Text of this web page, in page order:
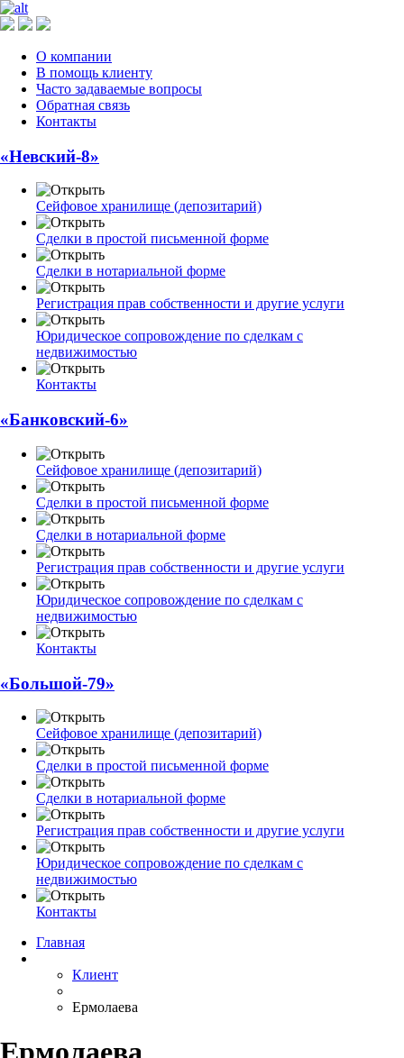
О компании
В помощь клиенту
Часто задаваемые вопросы
Обратная связь
Контакты
«Невский-8»
Сейфовое хранилище (депозитарий)
Сделки в простой письменной форме
Сделки в нотариальной форме
Регистрация прав собственности и другие услуги
Юридическое сопровождение по сделкам с
недвижимостью
Контакты
«Банковский-6»
Сейфовое хранилище (депозитарий)
Сделки в простой письменной форме
Сделки в нотариальной форме
Регистрация прав собственности и другие услуги
Юридическое сопровождение по сделкам с
недвижимостью
Контакты
«Большой-79»
Сейфовое хранилище (депозитарий)
Сделки в простой письменной форме
Сделки в нотариальной форме
Регистрация прав собственности и другие услуги
Юридическое сопровождение по сделкам с
недвижимостью
Контакты
Главная
Клиент
Ермолаева
Ермолаева